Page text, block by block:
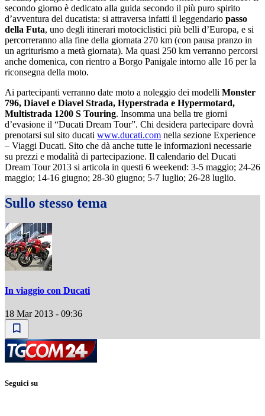
secondo giorno è dedicato alla guida secondo il più puro spirito
d’avventura del ducatista: si attraversa infatti il leggendario passo
della Futa, uno degli itinerari motociclistici più belli d’Europa, e si
percorreranno alla fine della giornata 270 km (con pausa pranzo in
un agriturismo a metà giornata). Ma quasi 250 km verranno percorsi
anche domenica, con rientro a Borgo Panigale intorno alle 16 per la
riconsegna della moto.
Ai partecipanti verranno date moto a noleggio dei modelli Monster
796, Diavel e Diavel Strada, Hyperstrada e Hypermotard,
Multistrada 1200 S Touring. Insomma una bella tre giorni
d’evasione il “Ducati Dream Tour”. Chi desidera partecipare dovrà
prenotarsi sul sito ducati www.ducati.com nella sezione Experience
– Viaggi Ducati. Sito che dà anche tutte le informazioni necessarie
su prezzi e modalità di partecipazione. Il calendario del Ducati
Dream Tour 2013 si articola in questi 6 weekend: 3-5 maggio; 24-26
maggio; 14-16 giugno; 28-30 giugno; 5-7 luglio; 26-28 luglio.
Sullo stesso tema
In viaggio con Ducati
18 Mar 2013 - 09:36
Seguici su